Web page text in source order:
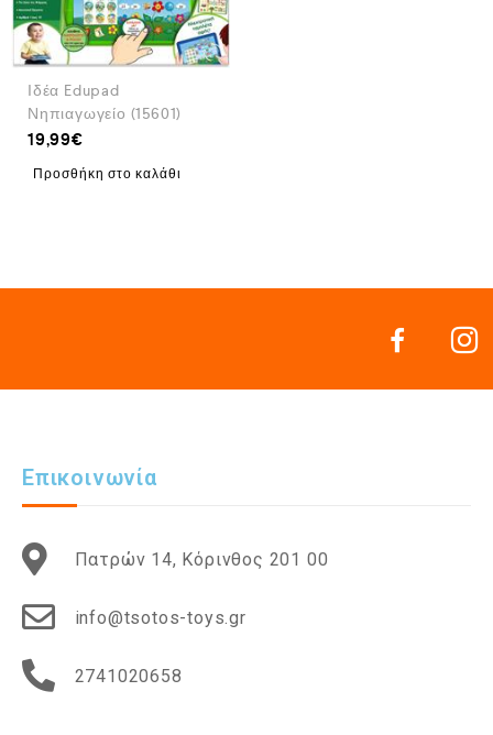
Ιδέα Edupad
Νηπιαγωγείο (15601)
19,99€
Προσθήκη στο καλάθι
Επικοινωνία
Πατρών 14, Κόρινθος 201 00
info@tsotos-toys.gr
2741020658